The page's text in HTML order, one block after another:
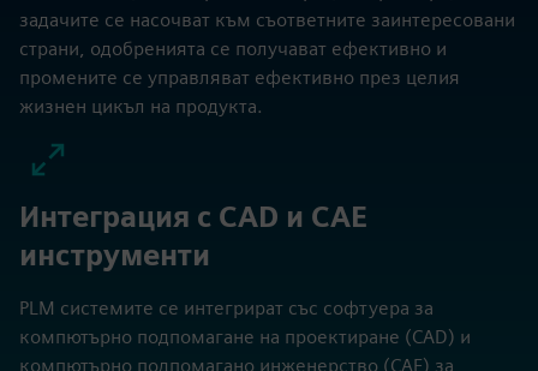
CAD модели по-ефективно, като използват
предварително дефинирани правила, шаблони и
стандартни компоненти.
Автоматизация на работния
процес
Автоматизацията на работния процес гарантира, че
задачите се насочват към съответните заинтересовани
страни, одобренията се получават ефективно и
промените се управляват ефективно през целия